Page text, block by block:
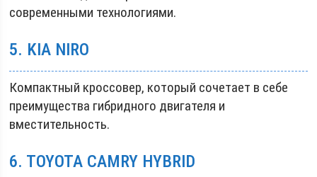
современными технологиями.
5. KIA NIRO
Компактный кроссовер, который сочетает в себе
преимущества гибридного двигателя и
вместительность.
6. TOYOTA CAMRY HYBRID